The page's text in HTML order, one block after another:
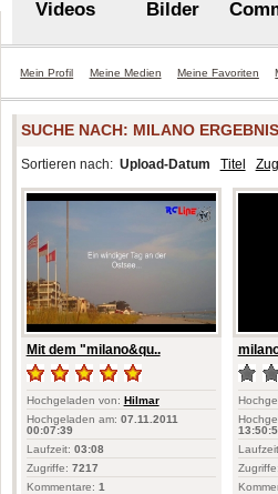
Videos Bilder
Mein Profil Meine Medien Meine Favoriten
SUCHE NACH: MILANO
Sortieren nach: Upload-Datum Titel
Mit dem "milano&qu..
Hochgeladen von: Hilmar
Hochgeladen am: 07.11.2011
00:07:39
Laufzeit: 03:08
Zugriffe: 7217
Kommentare: 1
Zugriffe: